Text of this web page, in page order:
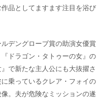
品としてますます注目を浴び
デングローブ賞の助演女優賞
ドラゴン・タトゥーの女』の
で新たな主人公にも大抜擢さ
乗っているクレア・フォイの
。夫が危険なミッションの遂